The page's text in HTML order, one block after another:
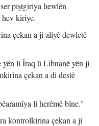
piştgiriya hewlên
kiriye.
çekan a ji aliyê dewletê
li Îraq û Libnanê yên ji
çekan a di destê
li herêmê bîne."
kontrolkirina çekan a ji